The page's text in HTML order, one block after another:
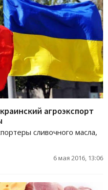
агроэкспорт
сливочного масла,
6 мая 2016, 13:06